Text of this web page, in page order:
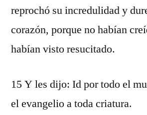
reprochó su incredulidad y
corazón, porque no habían
habían visto resucitado.
15 Y les dijo: Id por todo el
el evangelio a toda criatura.